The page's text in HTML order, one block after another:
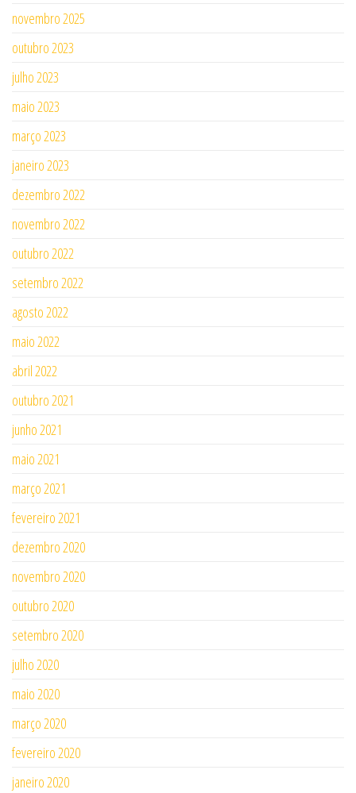
novembro 2025
outubro 2023
julho 2023
maio 2023
março 2023
janeiro 2023
dezembro 2022
novembro 2022
outubro 2022
setembro 2022
agosto 2022
maio 2022
abril 2022
outubro 2021
junho 2021
maio 2021
março 2021
fevereiro 2021
dezembro 2020
novembro 2020
outubro 2020
setembro 2020
julho 2020
maio 2020
março 2020
fevereiro 2020
janeiro 2020